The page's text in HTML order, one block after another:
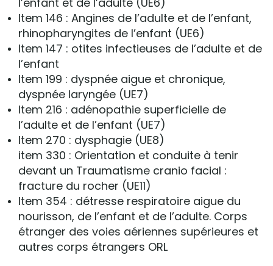
Item 146 : Angines de l’adulte et de l’enfant,
rhinopharyngites de l’enfant (UE6)
Item 147 : otites infectieuses de l’adulte et de
l’enfant
Item 199 : dyspnée aigue et chronique,
dyspnée laryngée (UE7)
Item 216 : adénopathie superficielle de
l’adulte et de l’enfant (UE7)
Item 270 : dysphagie (UE8)
item 330 : Orientation et conduite à tenir
devant un Traumatisme cranio facial :
fracture du rocher (UE11)
Item 354 : détresse respiratoire aigue du
nourisson, de l’enfant et de l’adulte. Corps
étranger des voies aériennes supérieures et
autres corps étrangers ORL